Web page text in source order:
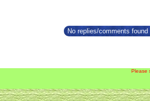
No replies/comments
Please